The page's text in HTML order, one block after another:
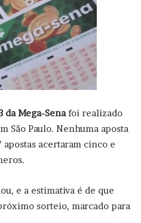
da Mega-Senafoi realizado
São Paulo. Nenhuma aposta
acertaram cinco e
e a estimativa é de que
sorteio, marcado para